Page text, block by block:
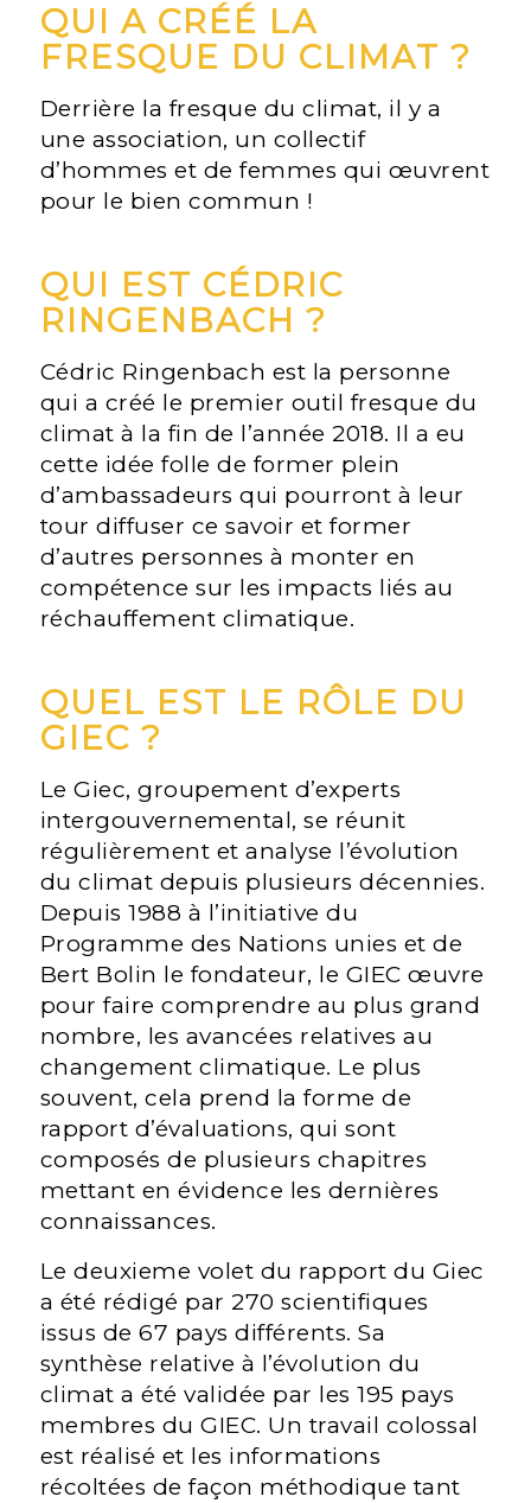
QUI A CRÉÉ LA
FRESQUE DU CLIMAT ?
Derrière la fresque du climat, il y a
une association, un collectif
d’hommes et de femmes qui œuvrent
pour le bien commun !
QUI EST CÉDRIC
RINGENBACH ?
Cédric Ringenbach est la personne
qui a créé le premier outil fresque du
climat à la fin de l’année 2018. Il a eu
cette idée folle de former plein
d’ambassadeurs qui pourront à leur
tour diffuser ce savoir et former
d’autres personnes à monter en
compétence sur les impacts liés au
réchauffement climatique.
QUEL EST LE RÔLE DU
GIEC ?
Le Giec, groupement d’experts
intergouvernemental, se réunit
régulièrement et analyse l’évolution
du climat depuis plusieurs décennies.
Depuis 1988 à l’initiative du
Programme des Nations unies et de
Bert Bolin le fondateur, le GIEC œuvre
pour faire comprendre au plus grand
nombre, les avancées relatives au
changement climatique. Le plus
souvent, cela prend la forme de
rapport d’évaluations, qui sont
composés de plusieurs chapitres
mettant en évidence les dernières
connaissances.
Le deuxieme volet du rapport du Giec
a été rédigé par 270 scientifiques
issus de 67 pays différents. Sa
synthèse relative à l’évolution du
climat a été validée par les 195 pays
membres du GIEC. Un travail colossal
est réalisé et les informations
récoltées de façon méthodique tant